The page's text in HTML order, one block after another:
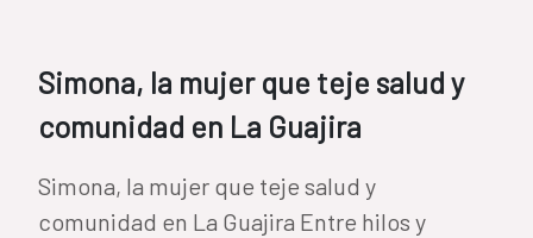
Simona, la mujer que teje salud y
comunidad en La Guajira
Simona, la mujer que teje salud y
comunidad en La Guajira Entre hilos y